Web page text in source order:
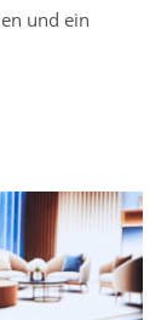
und ein